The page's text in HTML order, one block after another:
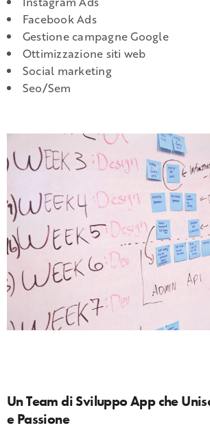
Facebook Ads
Gestione campagne Google
Ottimizzazione siti web
Social marketing
Seo/Sem
Un Team di Sviluppo App che
e Passione